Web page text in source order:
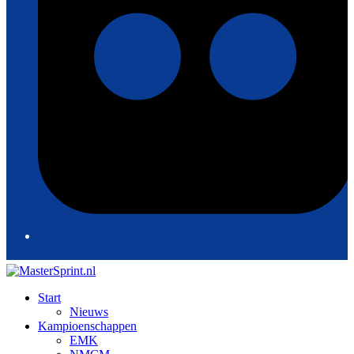
Start
Nieuws
Kampioenschappen
EMK